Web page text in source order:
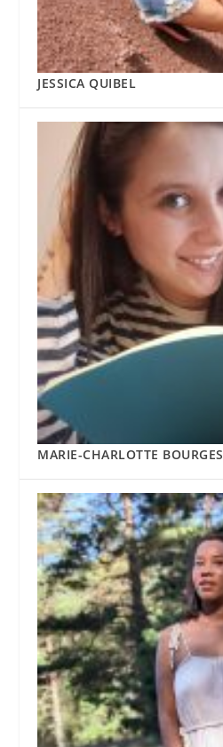
JESSICA QUIBEL
MARIE-CHARLOTTE BOURGES